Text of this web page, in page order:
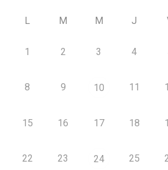
L M M J
1 2 3 4
8 9 10 11
15 16 17 18
22 23 24 25